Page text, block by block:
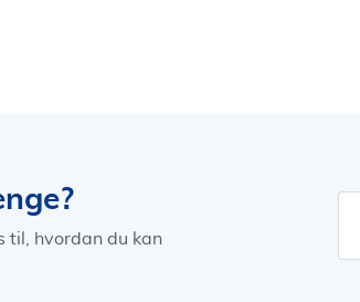
til, hvordan du kan